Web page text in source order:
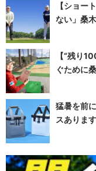
【ショー
ない」桑
【“残り
ぐために
猛暑を前
スありま